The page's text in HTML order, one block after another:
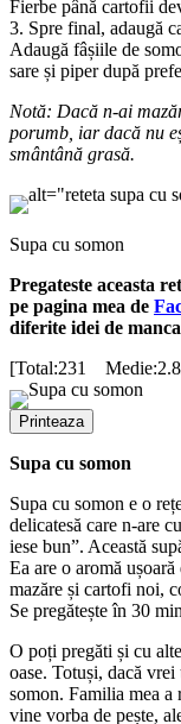
Fierbe până cartofii
3. Spre final, adaugă
Adaugă fâșiile de
sare și piper după
Notă: Dacă n-ai
porumb, iar dacă nu
smântână grasă.
Supa cu somon
Pregateste aceasta
pe pagina mea de
diferite idei de
[Total:231
Printeaza
Supa cu somon
Supa cu somon e o
delicatesă care n-are
iese bun”. Această
Ea are o aromă
mazăre și cartofi noi,
Se pregătește în 30
O poți pregăti și cu
oase. Totuși, dacă
somon. Familia mea a
vine vorba de pește,